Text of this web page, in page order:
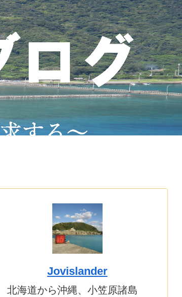
Jovislander
北海道から沖縄、小笠原諸島